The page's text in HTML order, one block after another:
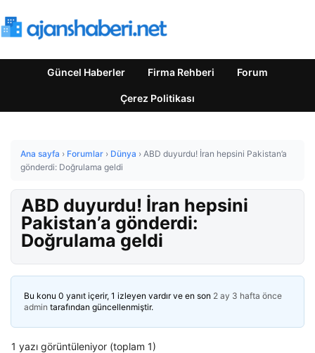
Güncel Haberler Firma Rehberi Forum
Çerez Politikası
Ana sayfa › Forumlar › Dünya › ABD duyurdu! İran hepsini Pakistan’a
gönderdi: Doğrulama geldi
ABD duyurdu! İran hepsini
Pakistan’a gönderdi:
Doğrulama geldi
Bu konu 0 yanıt içerir, 1 izleyen vardır ve en son 2 ay 3 hafta önce
admin tarafından güncellenmiştir.
1 yazı görüntüleniyor (toplam 1)